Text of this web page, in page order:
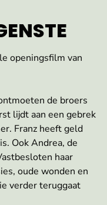
openingsfilm van
de broers
lijdt aan een gebrek
Franz heeft geld
Ook Andrea, de
haar
oude wonden en
verder teruggaat